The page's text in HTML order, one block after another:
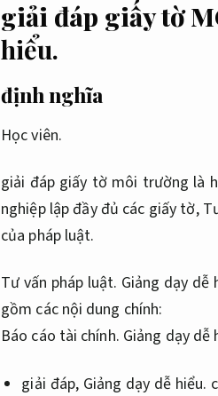
giải đáp giấy tờ
hiểu.
định nghĩa
Học viên.
giải đáp giấy tờ môi trường là
nghiệp lập đầy đủ các giấy tờ,
của pháp luật.
Tư vấn pháp luật. Giảng dạy dễ
gồm các nội dung chính:
Báo cáo tài chính. Giảng dạy dễ
giải đáp, Giảng dạy dễ hiểu.